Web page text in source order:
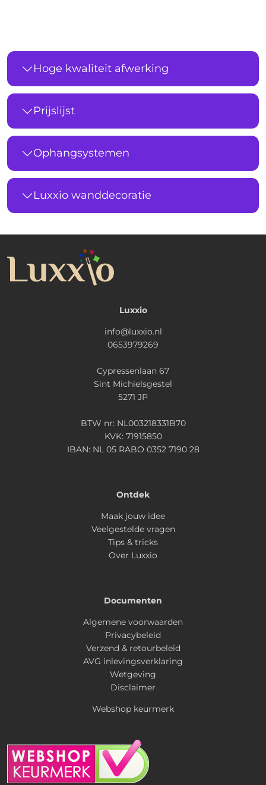
Hoge kwaliteit afwerking
Prijslijst
Ophangsystemen
Luxxio wanddecoratie
Luxxio
info@luxxio.nl
0653979269
Cypressenlaan 67
Sint Michielsgestel
5271 JP
BTW nr: NL003218331B70
KVK: 71915850
IBAN: NL 05 RABO 0352 7190 28
Ontdek
Maak jouw idee
Veelgestelde vragen
Tips & tricks
Over Luxxio
Documenten
Algemene voorwaarden
Privacybeleid
Verzend & retourbeleid
AVG inlevingsverklaring
Wetgeving
Disclaimer
Webshop keurmerk